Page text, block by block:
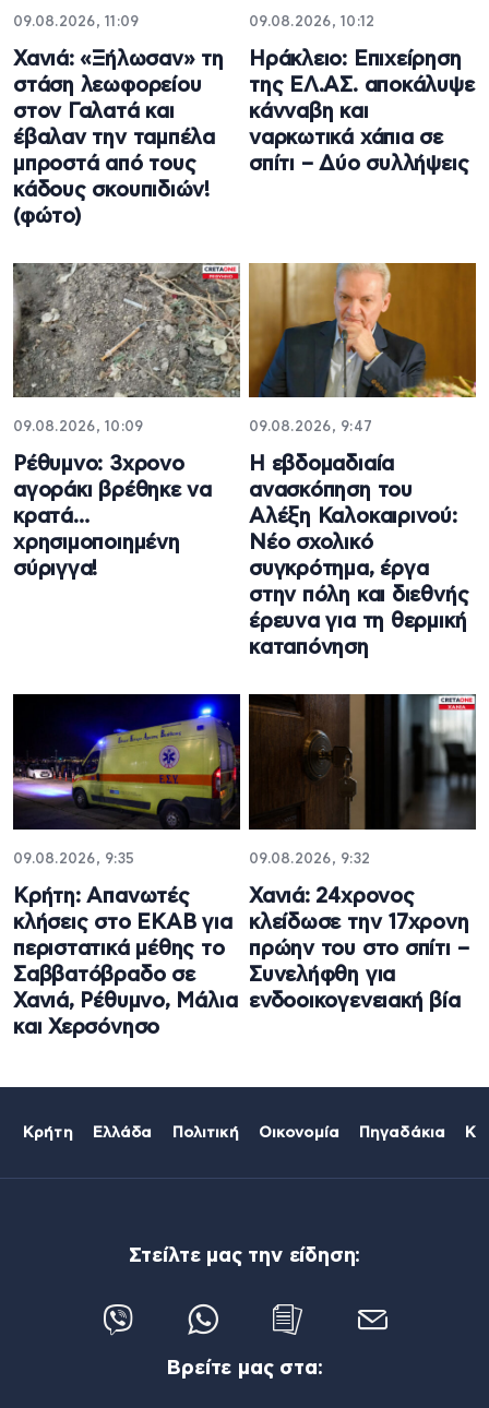
09.08.2026, 11:09
Χανιά: «Ξήλωσαν» τη
στάση λεωφορείου
στον Γαλατά και
έβαλαν την ταμπέλα
μπροστά από τους
κάδους σκουπιδιών!
(φώτο)
09.08.2026, 10:12
Ηράκλειο: Επιχείρηση
της ΕΛ.ΑΣ. αποκάλυψε
κάνναβη και
ναρκωτικά χάπια σε
σπίτι – Δύο συλλήψεις
09.08.2026, 10:09
Ρέθυμνο: 3χρονο
αγοράκι βρέθηκε να
κρατά…
χρησιμοποιημένη
σύριγγα!
09.08.2026, 9:47
Η εβδομαδιαία
ανασκόπηση του
Αλέξη Καλοκαιρινού:
Νέο σχολικό
συγκρότημα, έργα
στην πόλη και διεθνής
έρευνα για τη θερμική
καταπόνηση
09.08.2026, 9:35
Κρήτη: Απανωτές
κλήσεις στο ΕΚΑΒ για
περιστατικά μέθης το
Σαββατόβραδο σε
Χανιά, Ρέθυμνο, Μάλια
και Χερσόνησο
09.08.2026, 9:32
Χανιά: 24χρονος
κλείδωσε την 17χρονη
πρώην του στο σπίτι –
Συνελήφθη για
ενδοοικογενειακή βία
Κρήτη Ελλάδα Πολιτική Οικονομία Πηγαδάκια
Στείλτε μας την είδηση:
Βρείτε μας στα: